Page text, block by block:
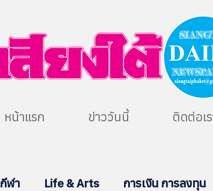
หน้าแรก ข่าววันนี้ ติดต่อเ
กีฬา Life & Arts การเงิน การลงทุน